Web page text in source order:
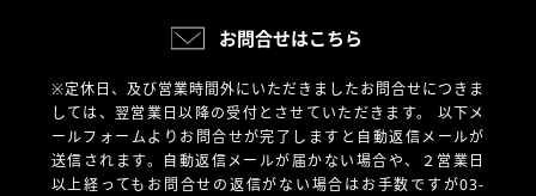
お問合せはこちら
※定休日、及び営業時間外にいただきましたお問合せにつきま
しては、翌営業日以降の受付とさせていただきます。 以下メ
ールフォームよりお問合せが完了しますと自動返信メールが
送信されます。自動返信メールが届かない場合や、
２営業日
以上経ってもお問合せの返信がない場合はお手数ですが03-